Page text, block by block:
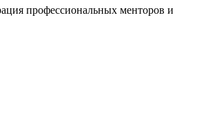
профессиональных менторов и